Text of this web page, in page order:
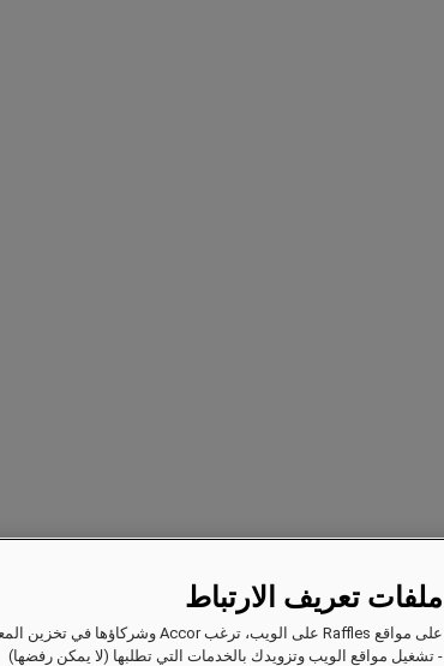
ملفات تعريف الارتباط
على مواقع Raffles على الويب، ترغب Accor وشركاؤها في تخزين المعلومات أو استردادها على جهازك من أجل:
- تشغيل مواقع الويب وتزويدك بالخدمات التي تطلبها (لا يمكن رفضها)